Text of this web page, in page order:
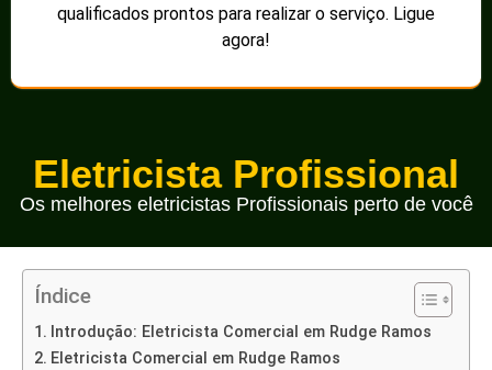
qualificados prontos para realizar o serviço. Ligue
agora!
Eletricista Profissional
Os melhores eletricistas Profissionais perto de você
Índice
Introdução: Eletricista Comercial em Rudge Ramos
Eletricista Comercial em Rudge Ramos